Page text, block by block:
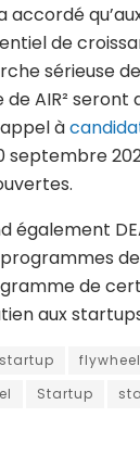
accordé
de
sérieuse
de AIR²
à
septembre
également
de
aux
flywheel
Startup